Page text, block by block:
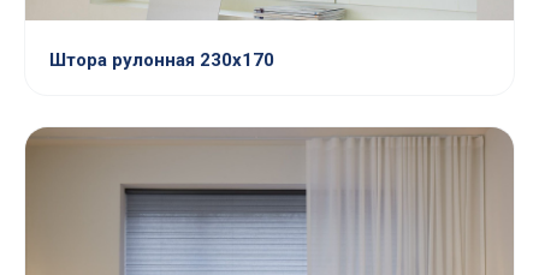
Штора рулонная 230х170